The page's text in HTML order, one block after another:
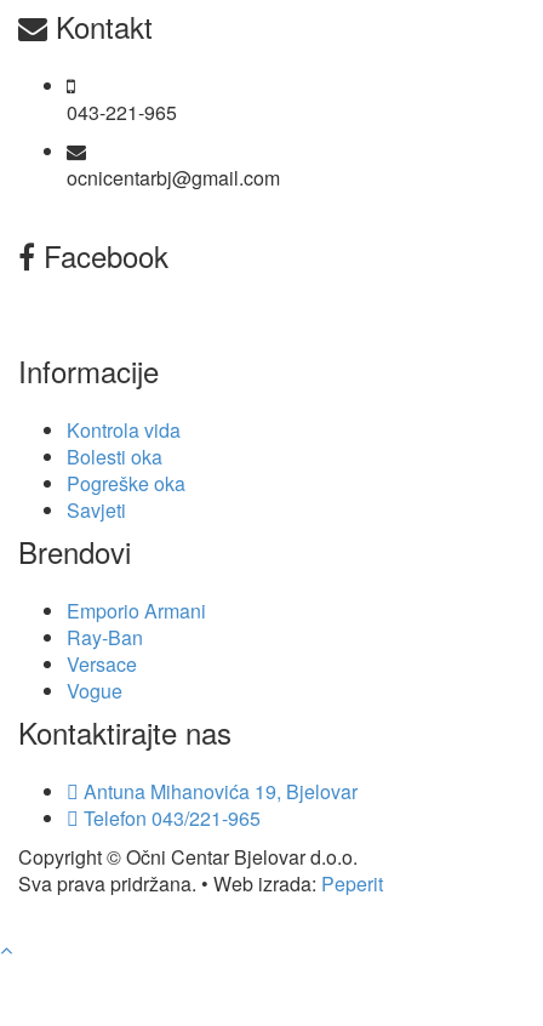
Kontakt
043-221-965
ocnicentarbj@gmail.com
Facebook
Informacije
Kontrola vida
Bolesti oka
Pogreške oka
Savjeti
Brendovi
Emporio Armani
Ray-Ban
Versace
Vogue
Kontaktirajte nas
Antuna Mihanovića 19, Bjelovar
Telefon 043/221-965
Copyright © Očni Centar Bjelovar d.o.o.
Sva prava pridržana. • Web izrada: Peperit